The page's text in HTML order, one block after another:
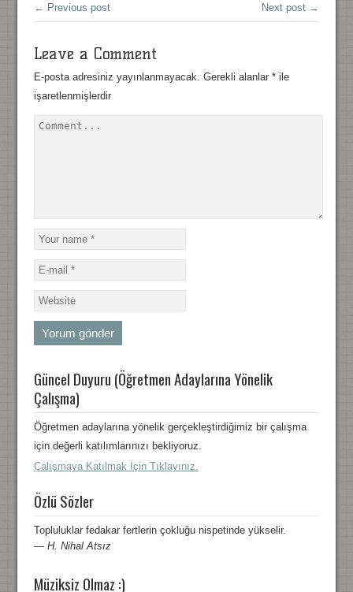
← Previous post Next post →
Leave a Comment
E-posta adresiniz yayınlanmayacak. Gerekli alanlar *ile
işaretlenmişlerdir
Güncel Duyuru (Öğretmen Adaylarına Yönelik
Çalışma)
Öğretmen adaylarına yönelik gerçekleştirdiğimiz bir çalışma
için değerli katılımlarınızı bekliyoruz.
Çalışmaya Katılmak İçin Tıklayınız.
Özlü Sözler
Topluluklar fedakar fertlerin çokluğu nispetinde yükselir.
— H. Nihal Atsız
Müziksiz Olmaz :)